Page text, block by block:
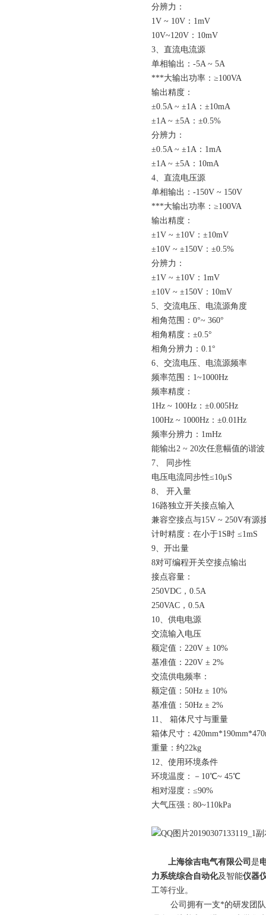
分辨力：
1V ~ 10V：1mV
10V~120V：10mV
3、直流电流源
单相输出：-5A ~ 5A
***大输出功率：≥100VA
输出精度：
±0.5A ~ ±1A：±10mA
±1A ~ ±5A：±0.5%
分辨力：
±0.5A ~ ±1A：1mA
±1A ~ ±5A：10mA
4、直流电压源
单相输出：-150V ~ 150V
***大输出功率：≥100VA
输出精度：
±1V ~ ±10V：±10mV
±10V ~ ±150V：±0.5%
分辨力：
±1V ~ ±10V：1mV
±10V ~ ±150V：10mV
5、交流电压、电流源角度
相角范围：0°~ 360°
相角精度：±0.5°
相角分辨力：0.1°
6、交流电压、电流源频率
频率范围：1~1000Hz
频率精度：
1Hz ~ 100Hz：±0.005Hz
100Hz ~ 1000Hz：±0.01Hz
频率分辨力：1mHz
能输出2 ~ 20次任意幅值的谐
7、 同步性
电压电流同步性≤10μS
8、 开入量
16路独立开关接点输入
兼容空接点与15V ~ 250V有源
计时精度：在小于1S时 ≤1mS
9、开出量
8对可编程开关空接点输出
接点容量：
250VDC，0.5A
250VAC，0.5A
10、供电电源
交流输入电压
额定值：220V ± 10%
基准值：220V ± 2%
交流供电频率：
额定值：50Hz ± 10%
基准值：50Hz ± 2%
11、 箱体尺寸与重量
箱体尺寸：
重量：约22kg
12、使用环境条件
环境温度：－10℃~ 45℃
相对湿度：≤90%
大气压强：80~110kPa
上海徐吉电气有限公司 是
力系统综合自动化及智能仪器
工等行业。
公司拥有一支*的研发团队